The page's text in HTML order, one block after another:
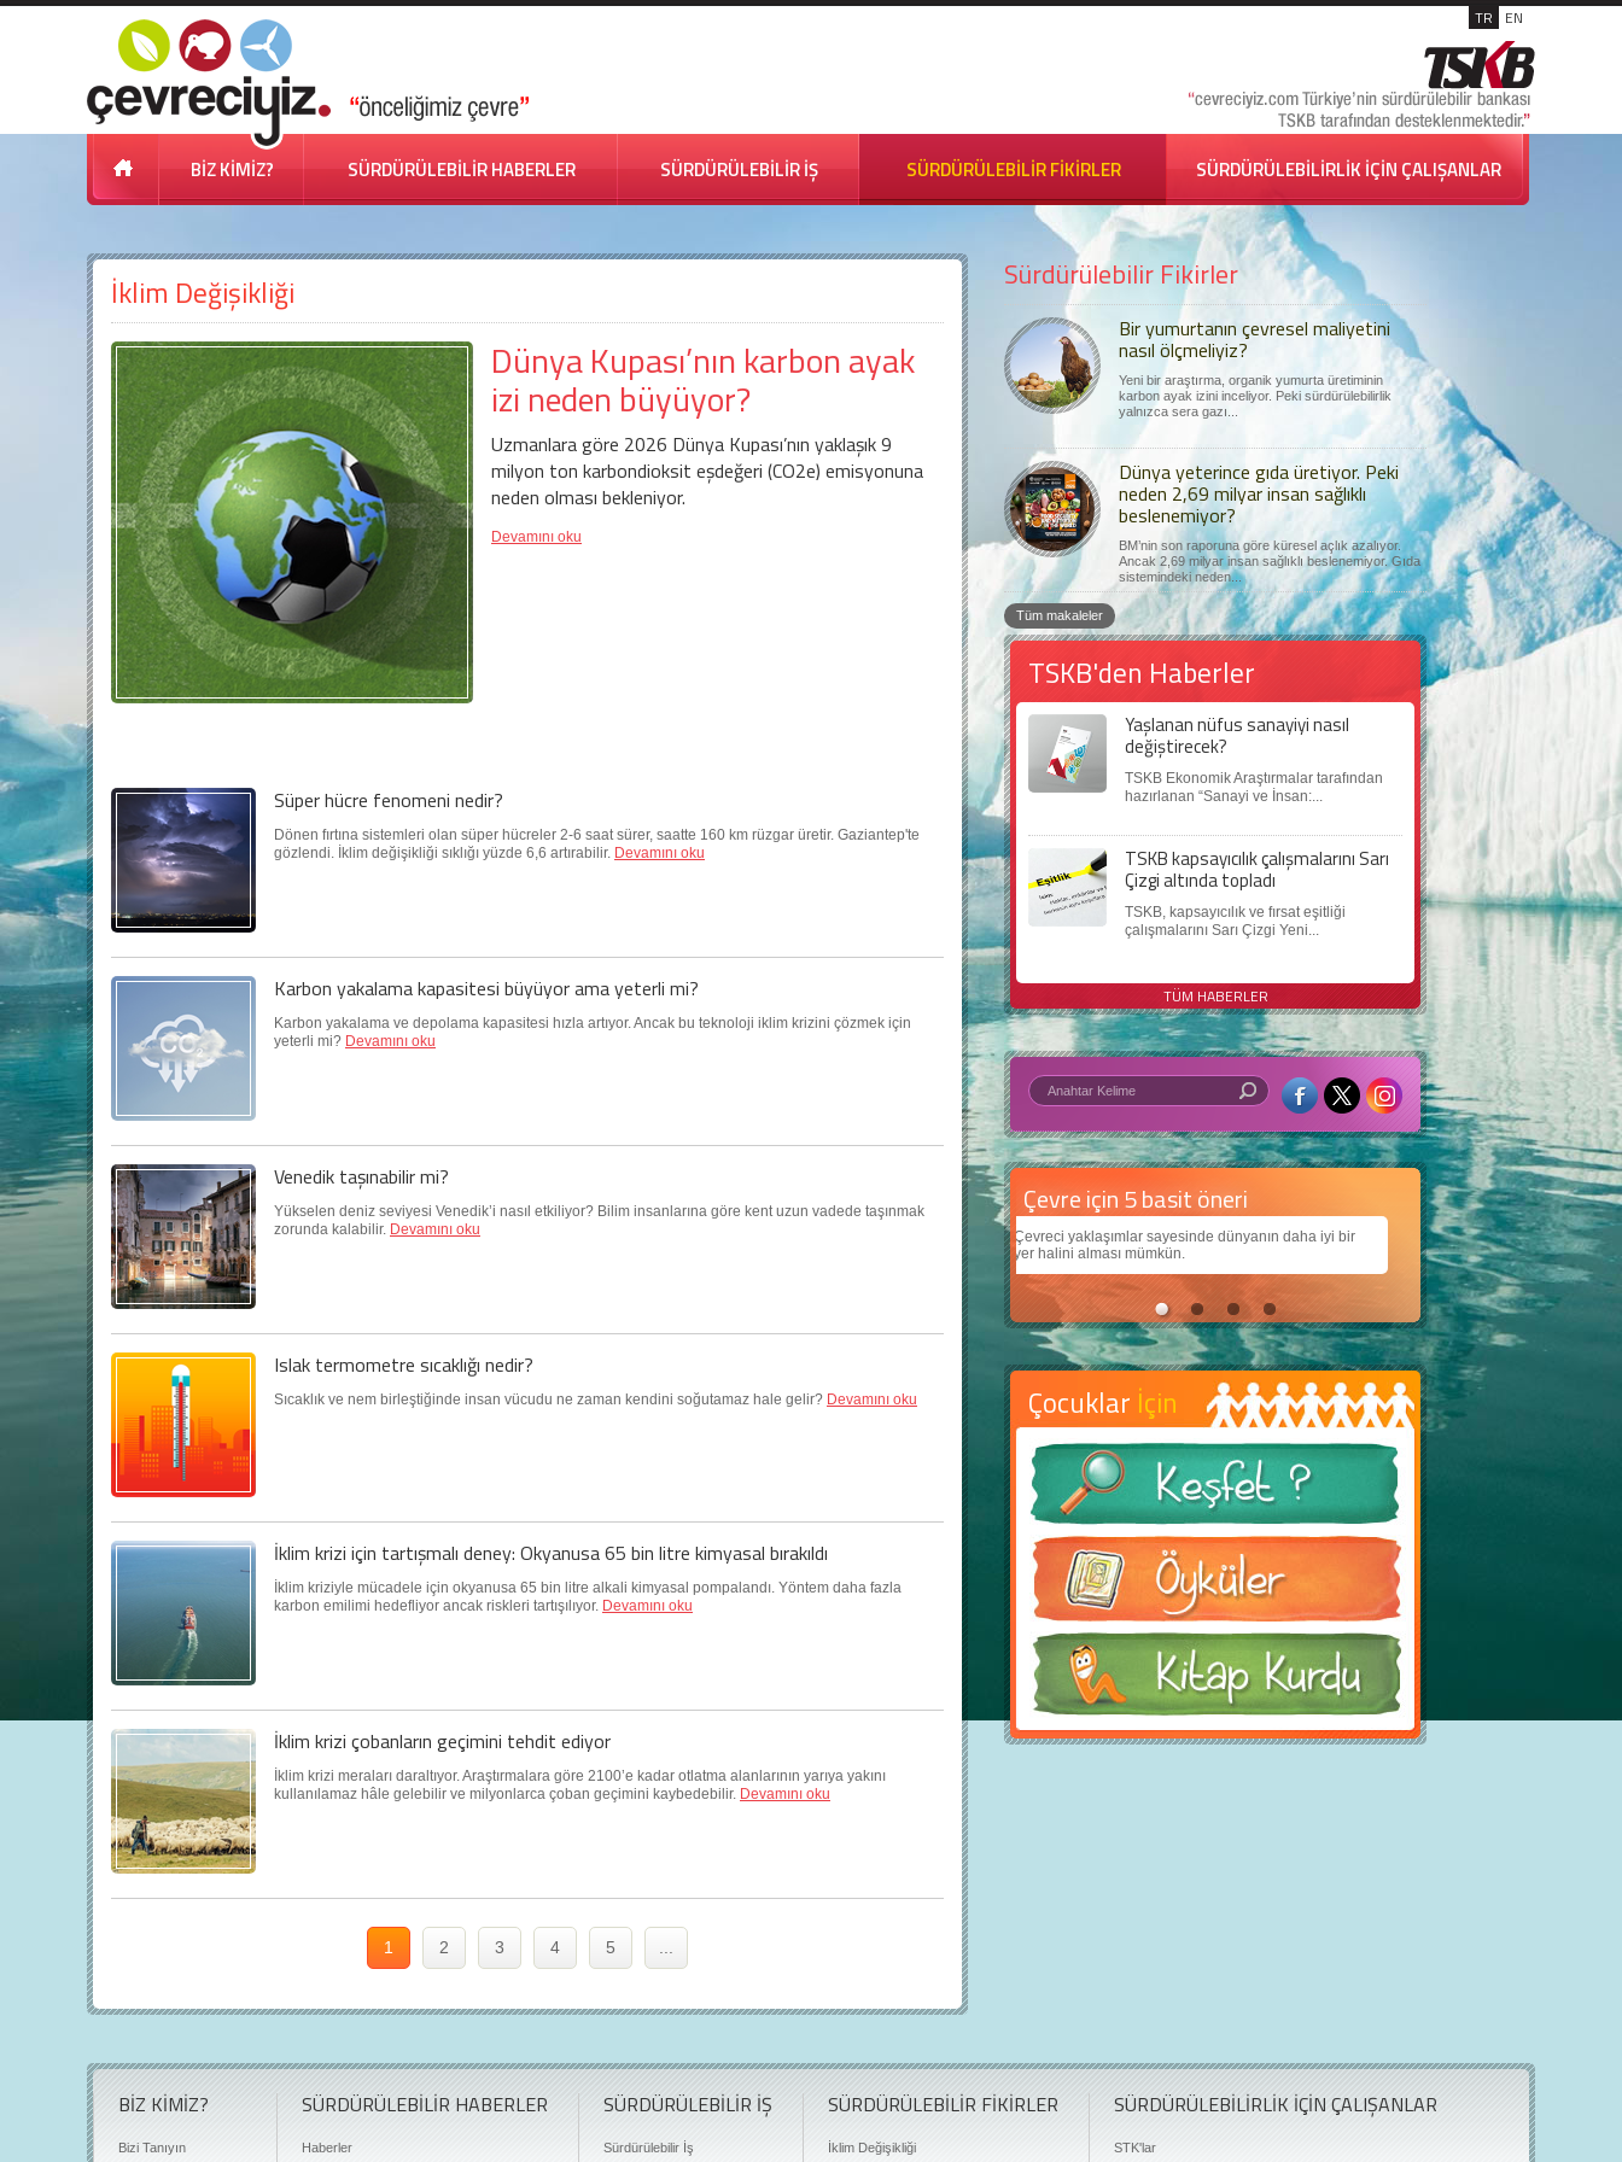
TR EN
BİZ KİMİZ? SÜRDÜRÜLEBİLİR HABERLER SÜRDÜRÜLEBİLİR İŞ SÜRDÜRÜLEBİLİR FİKİRLER SÜRDÜRÜLEBİLİRLİK İÇİN ÇALIŞANLAR
İklim Değişikliği
Dünya Kupası’nın karbon ayak
izi neden büyüyor?
Uzmanlara göre 2026 Dünya Kupası’nın yaklaşık 9
milyon ton karbondioksit eşdeğeri (CO2e) emisyonuna
neden olması bekleniyor.
Devamını oku
Süper hücre fenomeni nedir?
Dönen fırtına sistemleri olan süper hücreler 2-6 saat sürer, saatte 160 km rüzgar üretir. Gaziantep'te
gözlendi. İklim değişikliği sıklığı yüzde 6,6 artırabilir. Devamını oku
Karbon yakalama kapasitesi büyüyor ama yeterli mi?
Karbon yakalama ve depolama kapasitesi hızla artıyor. Ancak bu teknoloji iklim krizini çözmek için
yeterli mi? Devamını oku
Venedik taşınabilir mi?
Yükselen deniz seviyesi Venedik’i nasıl etkiliyor? Bilim insanlarına göre kent uzun vadede taşınmak
zorunda kalabilir. Devamını oku
Islak termometre sıcaklığı nedir?
Sıcaklık ve nem birleştiğinde insan vücudu ne zaman kendini soğutamaz hale gelir? Devamını oku
İklim krizi için tartışmalı deney: Okyanusa 65 bin litre kimyasal bırakıldı
İklim kriziyle mücadele için okyanusa 65 bin litre alkali kimyasal pompalandı. Yöntem daha fazla
karbon emilimi hedefliyor ancak riskleri tartışılıyor. Devamını oku
İklim krizi çobanların geçimini tehdit ediyor
İklim krizi meraları daraltıyor. Araştırmalara göre 2100’e kadar otlatma alanlarının yarıya yakını
kullanılamaz hâle gelebilir ve milyonlarca çoban geçimini kaybedebilir. Devamını oku
1 2 3 4 5
Sürdürülebilir Fikirler
Bir yumurtanın çevresel maliyetini
nasıl ölçmeliyiz?
Yeni bir araştırma, organik yumurta üretiminin
karbon ayak izini inceliyor. Peki sürdürülebilirlik
yalnızca sera gazı...
Dünya yeterince gıda üretiyor. Peki
neden 2,69 milyar insan sağlıklı
beslenemiyor?
BM’nin son raporuna göre küresel açlık azalıyor.
Ancak 2,69 milyar insan sağlıklı beslenemiyor. Gıda
sistemindeki neden...
Tüm makaleler
TSKB'den Haberler
Yaşlanan nüfus sanayiyi nasıl
değiştirecek?
TSKB Ekonomik Araştırmalar tarafından
hazırlanan “Sanayi ve İnsan:...
TSKB kapsayıcılık çalışmalarını Sarı
Çizgi altında topladı
TSKB, kapsayıcılık ve fırsat eşitliği
çalışmalarını Sarı Çizgi Yeni...
TÜM HABERLER
Çevre için 5 basit öneri
sayesinde dünyanın daha iyi bir
Daha iyi bir dünya için yapay zekâ
Çocuklarımıza daha güzel bir dünya bırakabilmek için
teknolojiden nasıl yararlanırız?
Çocuklar İçin
BİZ KİMİZ?
Bizi Tanıyın
SÜRDÜRÜLEBİLİR HABERLER
Haberler
SÜRDÜRÜLEBİLİR İŞ
Sürdürülebilir İş
SÜRDÜRÜLEBİLİR FİKİRLER
İklim Değişikliği
SÜRDÜRÜLEBİLİRLİK İÇİN ÇALIŞANLAR
STK'lar